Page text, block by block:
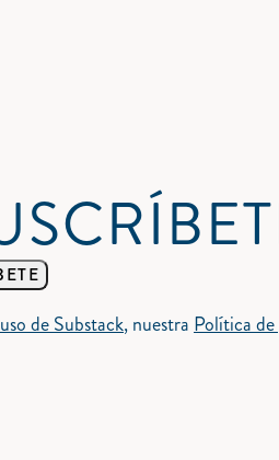
de Substack, nuestra Política